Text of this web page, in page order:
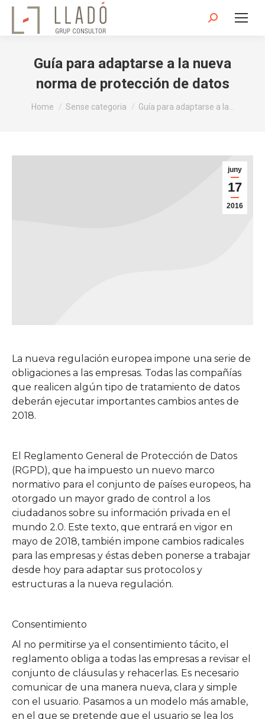
Search:
Guía para adaptarse a la nueva
norma de protección de datos
You are here:
Home Sense categoria Guía para adaptarse a la…
juny
17
2016
La nueva regulación europea impone una serie de
obligaciones a las empresas. Todas las compañías
que realicen algún tipo de tratamiento de datos
deberán ejecutar importantes cambios antes de
2018.
El Reglamento General de Protección de Datos
(RGPD), que ha impuesto un nuevo marco
normativo para el conjunto de países europeos, ha
otorgado un mayor grado de control a los
ciudadanos sobre su información privada en el
mundo 2.0. Este texto, que entrará en vigor en
mayo de 2018, también impone cambios radicales
para las empresas y éstas deben ponerse a trabajar
desde hoy para adaptar sus protocolos y
estructuras a la nueva regulación.
Consentimiento
Al no permitirse ya el consentimiento tácito, el
reglamento obliga a todas las empresas a revisar el
conjunto de cláusulas y rehacerlas. Es necesario
comunicar de una manera nueva, clara y simple
con el usuario. Pasamos a un modelo más amable,
en el que se pretende que el usuario se lea los